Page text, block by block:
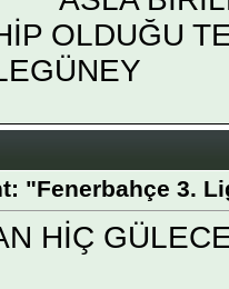
OLDUĞU
"Fenerbahçe 3.
HİÇ